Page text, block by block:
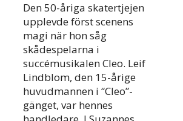
Den 50-åriga skatertjejen
upplevde först scenens
magi när hon såg
skådespelarna i
succémusikalen Cleo. Leif
Lindblom, den 15-årige
huvudmannen i “Cleo”-
gänget, var hennes